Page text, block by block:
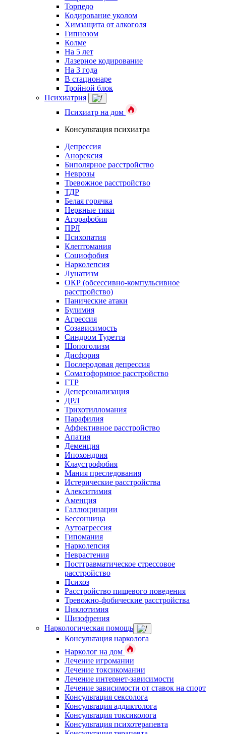
Торпедо
Кодирование уколом
Химзащита от алкоголя
Гипнозом
Колме
На 5 лет
Лазерное кодирование
На 3 года
В стационаре
Тройной блок
Психиатрия
Психиатр на дом
Консультация психиатра
Депрессия
Анорексия
Биполярное расстройство
Неврозы
Тревожное расстройство
ТДР
Белая горячка
Нервные тики
Агорафобия
ПРЛ
Психопатия
Клептомания
Социофобия
Нарколепсия
Лунатизм
ОКР (обсессивно-компульсивное
расстройство)
Панические атаки
Булимия
Агрессия
Созависимость
Синдром Туретта
Шопоголизм
Дисфория
Послеродовая депрессия
Соматоформное расстройство
ГТР
Деперсонализация
ДРЛ
Трихотилломания
Парафилия
Аффективное расстройство
Апатия
Деменция
Ипохондрия
Клаустрофобия
Мания преследования
Истерические расстройства
Алекситимия
Аменция
Галлюцинации
Бессонница
Аутоагрессия
Гипомания
Нарколепсия
Неврастения
Посттравматическое стрессовое
расстройство
Психоз
Расстройство пищевого поведения
Тревожно-фобические расстройства
Циклотимия
Шизофрения
Наркологическая помощь
Консультация нарколога
Нарколог на дом
Лечение игромании
Лечение токсикомании
Лечение интернет-зависимости
Лечение зависимости от ставок на спорт
Консультация сексолога
Консультация аддиктолога
Консультация токсиколога
Консультация психотерапевта